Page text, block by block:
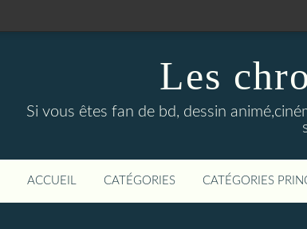
Les
Si vous êtes fan de bd, dessin
ACCUEIL CATÉGORIES CATÉGORIES